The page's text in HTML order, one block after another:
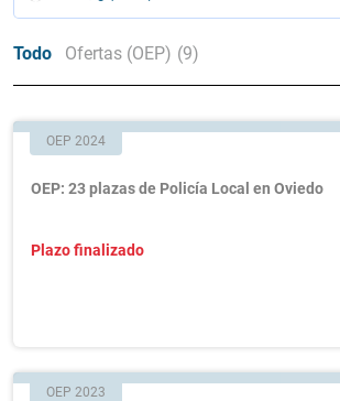
Todo Ofertas (OEP) (9)
OEP 2024
OEP: 23 plazas de Policía Local en Oviedo
Plazo finalizado
OEP 2023